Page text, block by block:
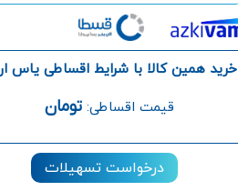
خرید همین کالا با شرایط اقساطی یاس
قیمت اقساطی:تومان
درخواست تسهیلات